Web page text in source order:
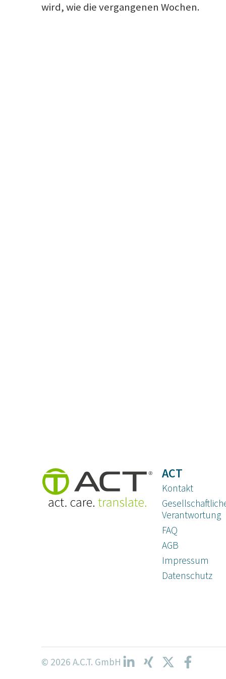
wird, wie die vergangenen Wochen.
ACT
Kontakt
Verantwortung
FAQ
AGB
Impressum
Datenschutz­
© 2026 A.C.T. GmbH